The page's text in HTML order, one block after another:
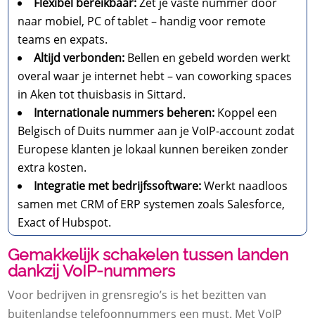
naar mobiel, PC of tablet – handig voor remote
teams en expats.
Altijd verbonden: Bellen en gebeld worden werkt
overal waar je internet hebt – van coworking spaces
in Aken tot thuisbasis in Sittard.
Internationale nummers beheren: Koppel een
Belgisch of Duits nummer aan je VoIP-account zodat
Europese klanten je lokaal kunnen bereiken zonder
extra kosten.
Integratie met bedrijfssoftware:Werkt naadloos
samen met CRM of ERP systemen zoals Salesforce,
Exact of Hubspot.
Gemakkelijk schakelen tussen landen
dankzij VoIP-nummers
Voor bedrijven in grensregio’s is het bezitten van
buitenlandse telefoonnummers een must. Met VoIP